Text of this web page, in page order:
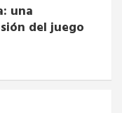
una
del juego